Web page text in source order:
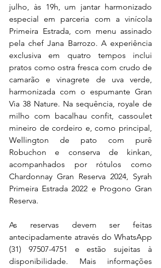
julho, às 19h, um jantar harmonizado
especial em parceria com a vinícola
Primeira Estrada, com menu assinado
pela chef Jana Barrozo. A experiência
exclusiva em quatro tempos inclui
pratos como ostra fresca com crudo de
camarão e vinagrete de uva verde,
harmonizada com o espumante Gran
Via 38 Nature. Na sequência, royale de
milho com bacalhau confit, cassoulet
mineiro de cordeiro e, como principal,
Wellington de pato com purê
Robuchon e conserva de kinkan,
acompanhados por rótulos como
Chardonnay Gran Reserva 2024, Syrah
Primeira Estrada 2022 e Progono Gran
Reserva.
As reservas devem ser feitas
antecipadamente através do WhatsApp
(31) 97507-4751 e estão sujeitas à
disponibilidade. Mais informações